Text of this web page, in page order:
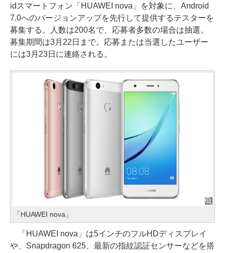
idスマートフォン「HUAWEI nova」を対象に、Android
7.0へのバージョンアップを先行して提供するテスターを
募集する。人数は200名で、応募者多数の場合は抽選。
募集期間は3月22日まで。応募または当選したユーザー
には3月23日に連絡される。
「HUAWEI nova」
「HUAWEI nova」は5インチのフルHDディスプレイ
や、Snapdragon 625、最新の指紋認証センサーなどを搭